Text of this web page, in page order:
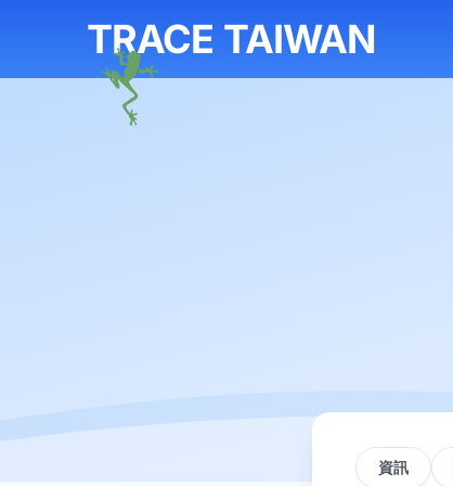
TRACE TAIWAN
資訊